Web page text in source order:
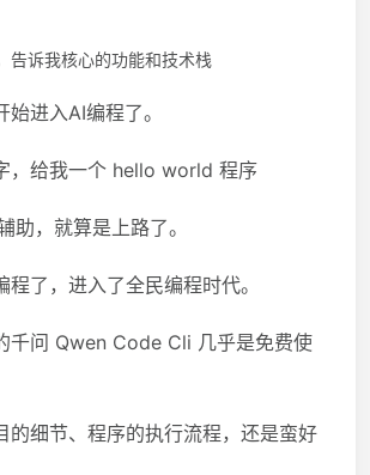
进入AI编程了。
，给我一个 hello world 程序
助，就算是上路了。
程了，进入了全民编程时代。
千问 Qwen Code Cli 几乎是免费使
的细节、程序的执行流程，还是蛮好